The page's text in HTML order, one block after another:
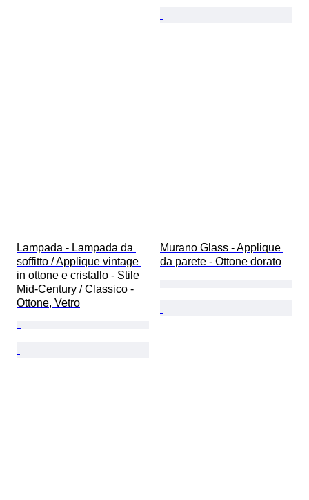
Lampada - Lampada da
soffitto / Applique vintage
in ottone e cristallo - Stile
Mid-Century / Classico -
Ottone, Vetro
Murano Glass - Applique
da parete - Ottone dorato